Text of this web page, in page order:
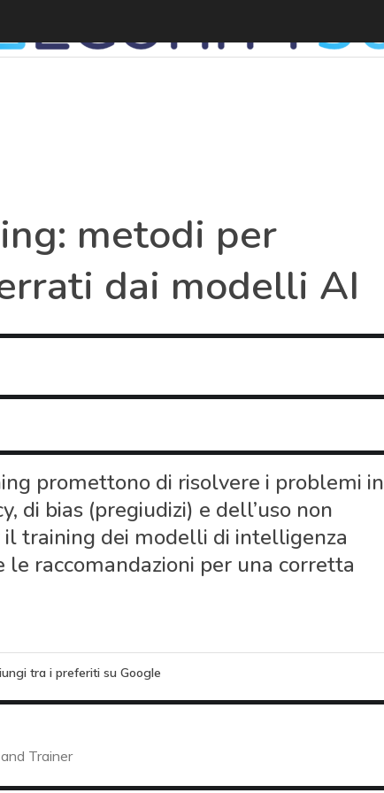
metodi per
dai modelli AI
promettono di risolvere i problemi in
di bias (pregiudizi) e dell’uso non
training dei modelli di intelligenza
le raccomandazioni per una corretta
tra i preferiti su Google
Trainer